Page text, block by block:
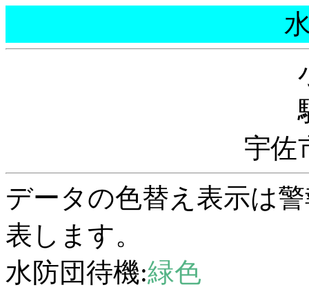
宇
データの色替え表示は
表します。
水防団待機:緑色